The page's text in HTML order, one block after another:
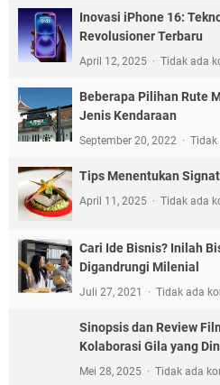
Inovasi iPhone 16:
Revolusioner Terbaru
April 12, 2025 Tidak ada
Beberapa Pilihan Rute
Jenis Kendaraan
September 20, 2022 Tidak
Tips Menentukan
April 11, 2025 Tidak ada
Cari Ide Bisnis? Inilah
Digandrungi Milenial
Juli 27, 2021 Tidak ada
Sinopsis dan Review
Kolaborasi Gila yang
Mei 28, 2025 Tidak ada